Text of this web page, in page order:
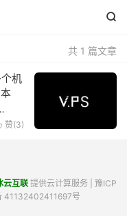

共 1 篇文章
机
至
赞(3)
云互联提供云计算服务 | 豫ICP
41132402411697号